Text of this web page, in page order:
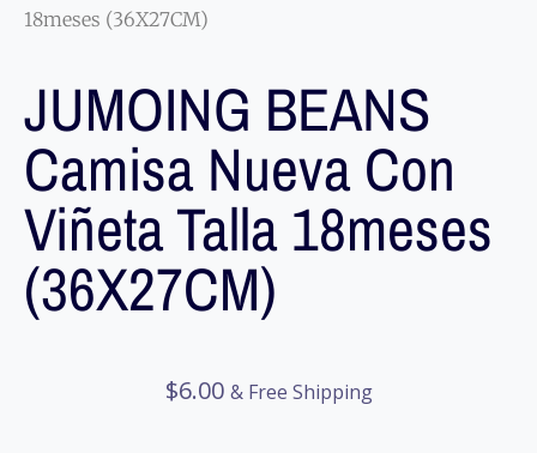
18meses (36X27CM)
JUMOING BEANS
Camisa Nueva Con
Viñeta Talla 18meses
(36X27CM)
$6.00 & Free Shipping